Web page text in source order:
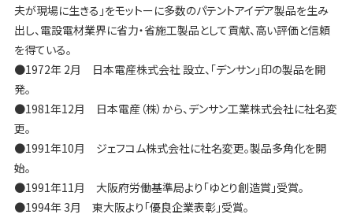
夫が現場に生きる」をモットーに多数のパテントアイデア製品を生み
出し、電設電材業界に省力・省施工製品として貢献、高い評価と信頼
を得ている。
●1972年 2月 日本電産株式会社 設立、「デンサン」印の製品を開
発。
●1981年12月 日本電産（株）から、デンサン工業株式会社に社名変
更。
●1991年10月 ジェフコム株式会社に社名変更。製品多角化を開
始。
●1991年11月 大阪府労働基準局より「ゆとり創造賞」受賞。
●1994年 3月 東大阪より「優良企業表彰」受賞。